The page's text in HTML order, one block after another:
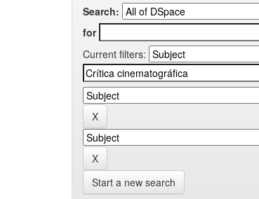
Search:
for
Current filters:
Start a new search